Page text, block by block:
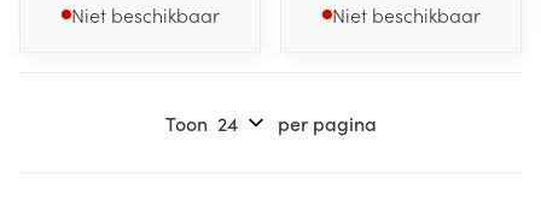
Niet beschikbaar Niet beschikbaar
Toon per pagina